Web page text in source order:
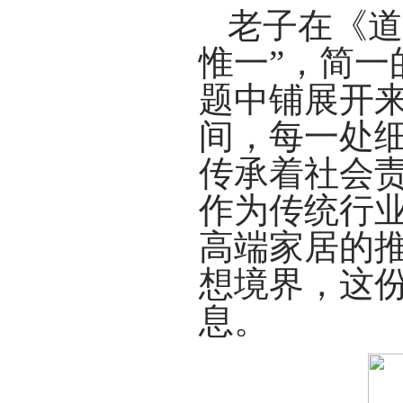
老子在《
惟一”，简一
题中铺展开
间，每一处
传承着社会
作为传统行
高端家居的
想境界，这
息。